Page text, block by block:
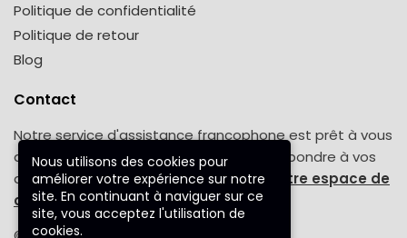
Politique de confidentialité
Politique de retour
Blog
Contact
Notre service d'assistance francophone est prêt à vous
aider tout au long de la semaine pour répondre à vos
demandes. Une question ? Venez sur
notre espace de
contact.
Nous utilisons des cookies pour
améliorer votre expérience sur notre
site. En continuant à naviguer sur ce
site, vous acceptez l'utilisation de
cookies.